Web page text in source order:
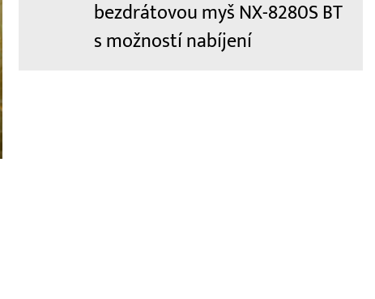
bezdrátovou myš NX-8280S BT
s možností nabíjení